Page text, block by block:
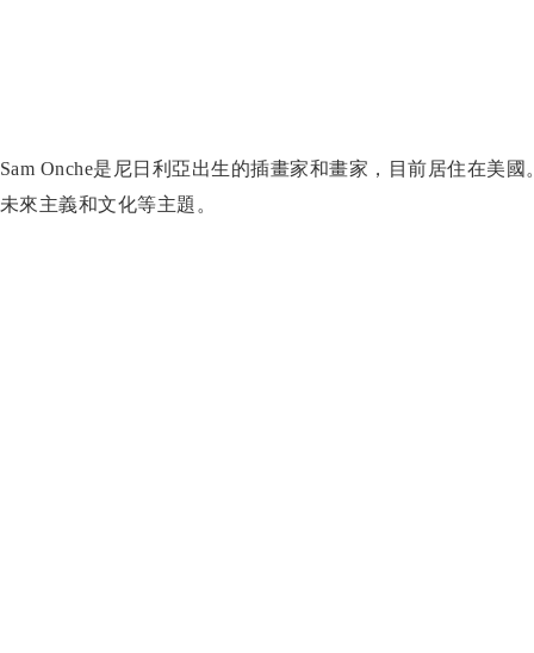
Sam Onche是尼日利亞出生的插畫家和畫家，目前居住在美
未來主義和文化等主題。